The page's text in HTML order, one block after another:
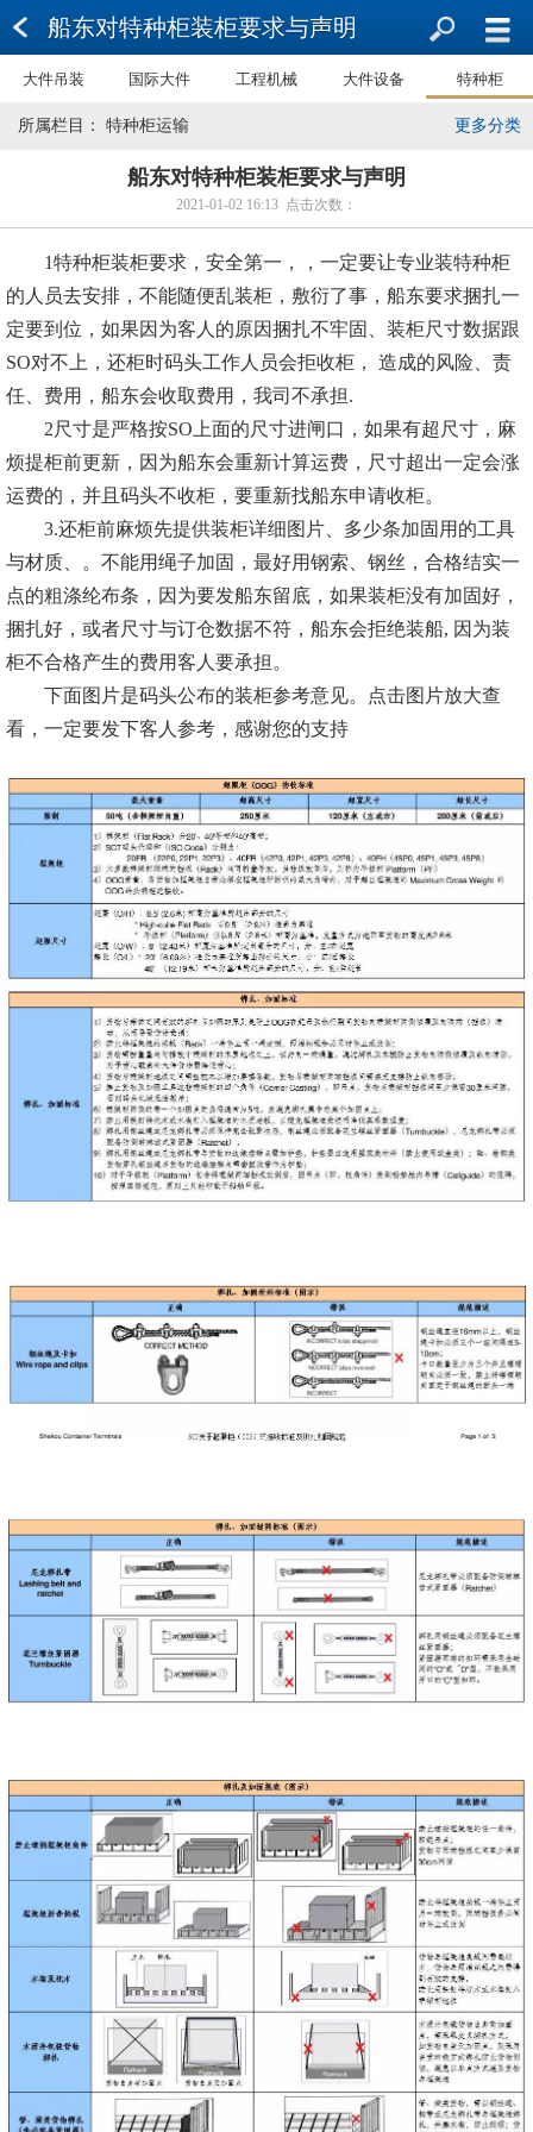
船东对特种柜装柜要求与声明
大件吊装 国际大件 工程机械 大件设备 特种柜
更多分类
所属栏目： 特种柜运输
船东对特种柜装柜要求与声明
2021-01-02 16:13 点击次数：
1特种柜装柜要求，安全第一，，一定要让专业装特种柜
的人员去安排，不能随便乱装柜，敷衍了事，船东要求捆扎一
定要到位，如果因为客人的原因捆扎不牢固、装柜尺寸数据跟
SO对不上，还柜时码头工作人员会拒收柜， 造成的风险、责
任、费用，船东会收取费用，我司不承担.
2尺寸是严格按SO上面的尺寸进闸口，如果有超尺寸，麻
烦提柜前更新，因为船东会重新计算运费，尺寸超出一定会涨
运费的，并且码头不收柜，要重新找船东申请收柜。
3.还柜前麻烦先提供装柜详细图片、多少条加固用的工具
与材质、。不能用绳子加固，最好用钢索、钢丝，合格结实一
点的粗涤纶布条，因为要发船东留底，如果装柜没有加固好，
捆扎好，或者尺寸与订仓数据不符，船东会拒绝装船, 因为装
柜不合格产生的费用客人要承担。
下面图片是码头公布的装柜参考意见。点击图片放大查
看，一定要发下客人参考，感谢您的支持